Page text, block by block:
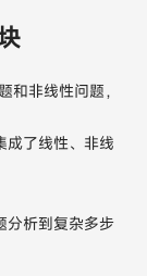
和非线性问题，
成了线性、非线
分析到复杂多步